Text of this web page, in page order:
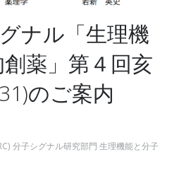
ナル「生理機
薬」第４回亥
のご案内
分子シグナル研究部門 生理機能と分子